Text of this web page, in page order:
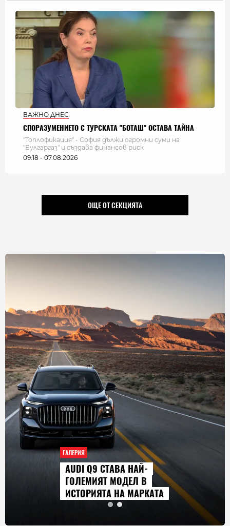
ВАЖНО ДНЕС
СПОРАЗУМЕНИЕТО С ТУРСКАТА "БОТАШ" ОСТАВА ТАЙНА
"Топлофикация" - София дължи огромни суми на
"Булгаргаз" и създава финансов риск
09:18 - 07.08.2026
ОЩЕ ОТ СЕКЦИЯТА
ГАЛЕРИЯ
AUDI Q9 СТАВА НАЙ-
ГОЛЕМИЯТ МОДЕЛ В
ИСТОРИЯТА НА МАРКАТА